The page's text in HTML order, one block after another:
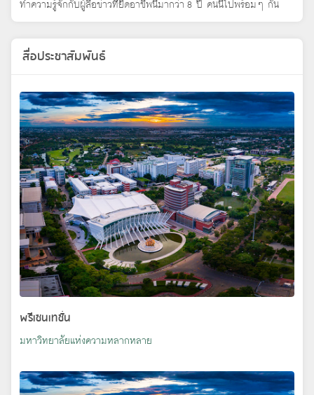
ทำความรู้จักกับผู้สื่อข่าวที่ยึดอาชีพนี้มากว่า 8 ปี คนนี้ไปพร้อมๆ กัน
สื่อประชาสัมพันธ์
พรีเซนเทชั่น
มหาวิทยาลัยแห่งความหลากหลาย